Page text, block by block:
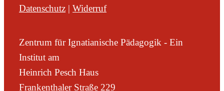
Datenschutz | Widerruf
Zentrum für Ignatianische Pädagogik - Ein
Institut am
Heinrich Pesch Haus
Frankenthaler Straße 229